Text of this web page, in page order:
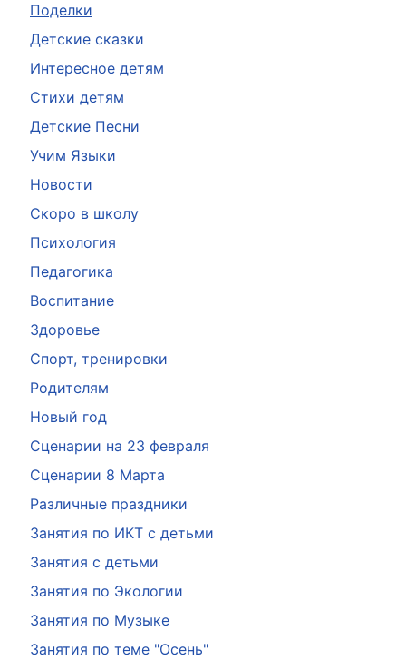
Поделки
Детские сказки
Интересное детям
Стихи детям
Детские Песни
Учим Языки
Новости
Скоро в школу
Психология
Педагогика
Воспитание
Здоровье
Спорт, тренировки
Родителям
Новый год
Сценарии на 23 февраля
Сценарии 8 Марта
Различные праздники
Занятия по ИКТ с детьми
Занятия с детьми
Занятия по Экологии
Занятия по Музыке
Занятия по теме "Осень"